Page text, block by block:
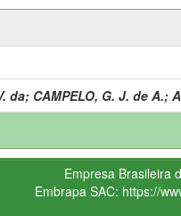
da; CAMPELO, G. J. de A.;
Empresa Brasileira
Embrapa SAC: https://